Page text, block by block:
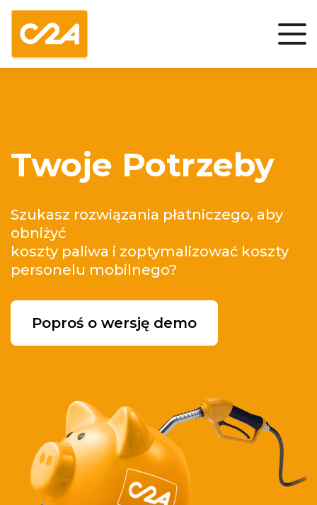
Twoje Potrzeby
Szukasz rozwiązania płatniczego, aby
obniżyć
koszty paliwa i zoptymalizować koszty
personelu mobilnego?
Poproś o wersję demo